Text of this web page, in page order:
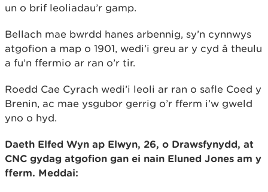
un o brif leoliadau’r gamp.
Bellach mae bwrdd hanes arbennig, sy’n cynnwys
atgofion a map o 1901, wedi’i greu ar y cyd â theulu
a fu’n ffermio ar ran o’r tir.
Roedd Cae Cyrach wedi’i leoli ar ran o safle Coed y
Brenin, ac mae ysgubor gerrig o’r fferm i’w gweld
yno o hyd.
Daeth Elfed Wyn ap Elwyn, 26, o Drawsfynydd, at
CNC gydag atgofion gan ei nain Eluned Jones am y
fferm. Meddai: